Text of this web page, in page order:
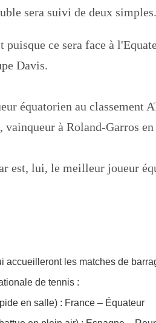
sera suivi de deux simples.
puisque ce sera face à
Davis.
équatorien au classement
à Roland-Garros en
est, lui, le meilleur joueur
accueilleront les matches de
de tennis :
en salle) : France – Équateur